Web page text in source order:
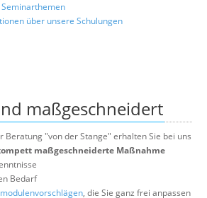
über unsere Schulungen
maßgeschneidert
Beratung "von der Stange" erhalten Sie bei uns
maßgeschneiderte Maßnahme
Bedarf
, die Sie ganz frei anpassen